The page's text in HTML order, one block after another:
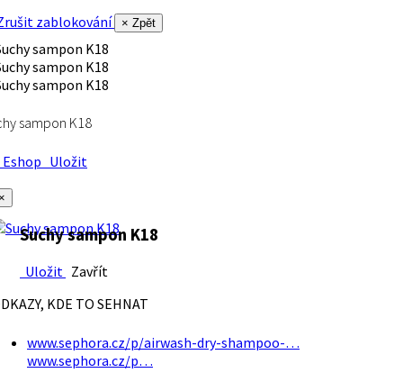
zablokování
× Zpět
sampon K18
Uložit
Suchy sampon K18
Uložit Zavřít
KDE TO SEHNAT
www.sephora.cz/p/airwash-dry-shampoo-…
www.sephora.cz/p…